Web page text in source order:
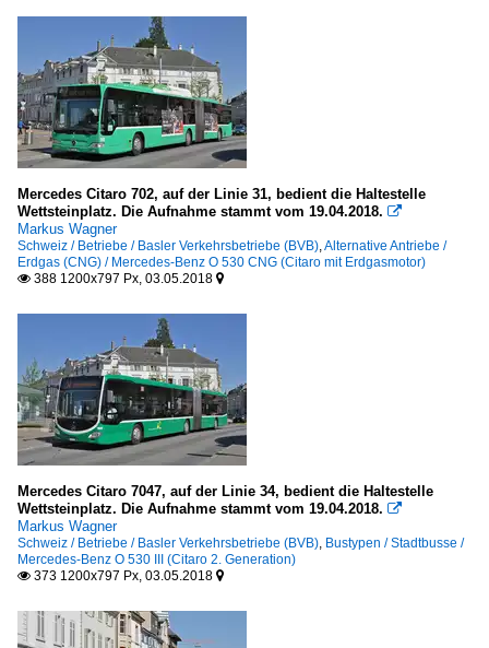
Mercedes Citaro 702, auf der Linie 31, bedient die Haltestelle
Wettsteinplatz. Die Aufnahme stammt vom 19.04.2018. 
Markus Wagner
Schweiz / Betriebe / Basler Verkehrsbetriebe (BVB) Alternative Antriebe /
Erdgas (CNG) / Mercedes-Benz O 530 CNG (Citaro mit Erdgasmotor)
 388 1200x797 Px, 03.05.2018 
Mercedes Citaro 7047, auf der Linie 34, bedient die Haltestelle
Wettsteinplatz. Die Aufnahme stammt vom 19.04.2018. 
Markus Wagner
Schweiz / Betriebe / Basler Verkehrsbetriebe (BVB) Bustypen / Stadtbusse /
Mercedes-Benz O 530 III (Citaro 2. Generation)
 373 1200x797 Px, 03.05.2018 